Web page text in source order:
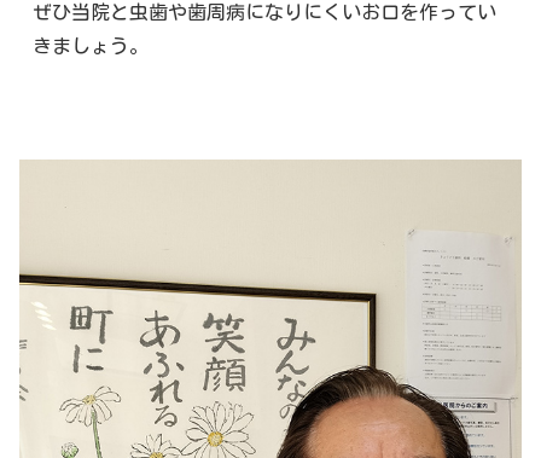
ぜひ当院と虫歯や歯周病になりにくいお口を作ってい
きましょう。